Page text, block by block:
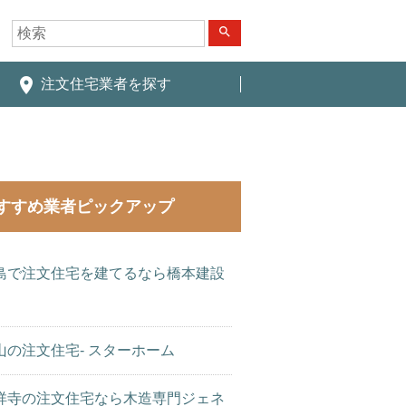
search
place 注文住宅業者を探す
すめ業者ピックアップ
で注文住宅を建てるなら橋本建設
の注文住宅- スターホーム
寺の注文住宅なら木造専門ジェネ